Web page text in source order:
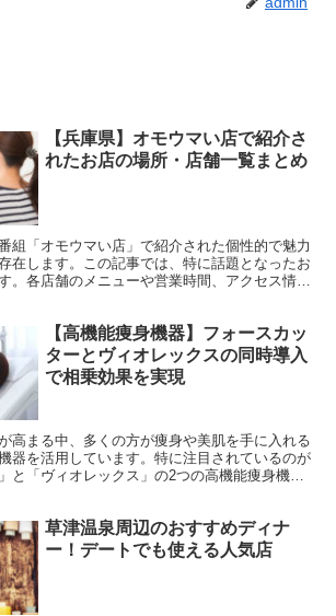
【兵庫県】オモウマい店で紹介さ
れたお店の場所・店舗一覧まとめ
組「オモウマい店」で紹介された個性的で魅力
在します。この記事では、特に話題となったお
。各店舗のメニューや営業時間、アクセス情報
【高機能痩身機器】フォースカッ
ターとヴィオレックスの同時導入
で相乗効果を実現
高まる中、多くの方が痩身や美肌を手に入れる
器を活用しています。特に注目されているのが
と「ヴィオレックス」の2つの高機能痩身機器
草津温泉周辺のおすすめディナ
ー！デートでも使える人気店